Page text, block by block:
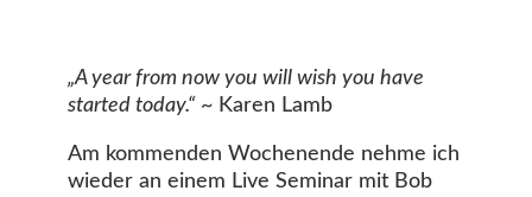
„A year from now you will wish you have
started today.“~ Karen Lamb
Am kommenden Wochenende nehme ich
wieder an einem Live Seminar mit Bob